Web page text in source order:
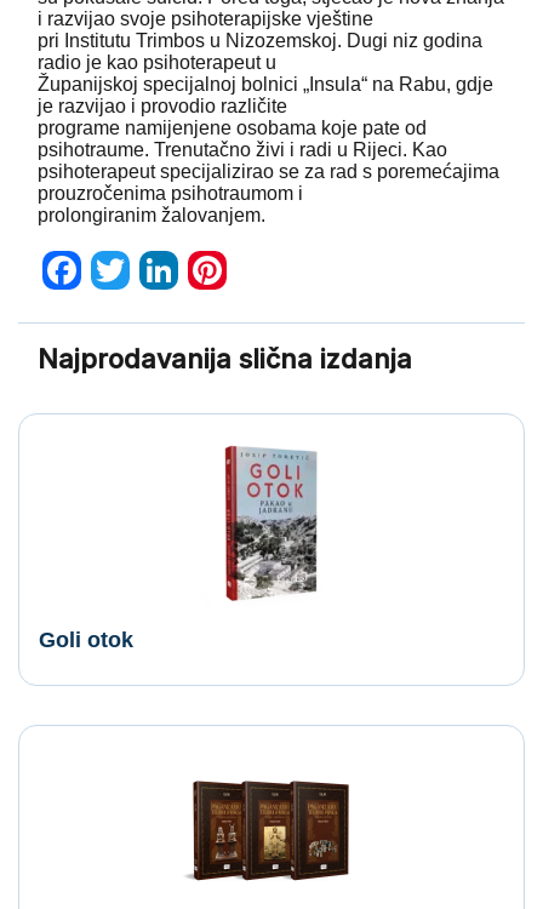
i razvijao svoje psihoterapijske vještine
pri Institutu Trimbos u Nizozemskoj. Dugi niz godina
radio je kao psihoterapeut u
Županijskoj specijalnoj bolnici „Insula“ na Rabu, gdje
je razvijao i provodio različite
programe namijenjene osobama koje pate od
psihotraume. Trenutačno živi i radi u Rijeci. Kao
psihoterapeut specijalizirao se za rad s poremećajima
prouzročenima psihotraumom i
prolongiranim žalovanjem.
Najprodavanija slična izdanja
Goli otok